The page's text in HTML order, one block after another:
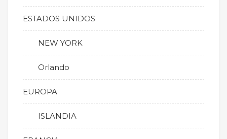
ESTADOS UNIDOS
NEW YORK
Orlando
EUROPA
ISLANDIA